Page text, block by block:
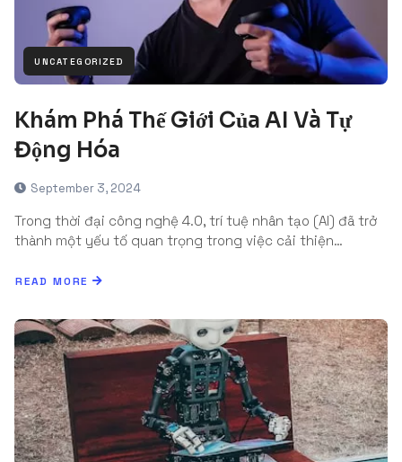
UNCATEGORIZED
Khám Phá Thế Giới Của AI Và Tự
Động Hóa
September 3, 2024
Trong thời đại công nghệ 4.0, trí tuệ nhân tạo (AI) đã trở
thành một yếu tố quan trọng trong việc cải thiện…
READ MORE